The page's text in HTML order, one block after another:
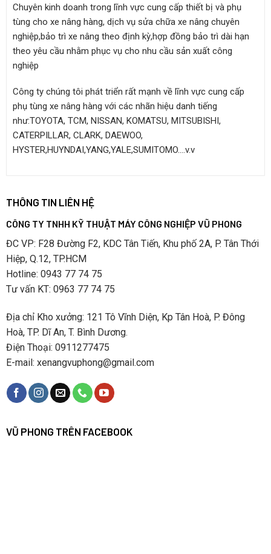
Chuyên kinh doanh trong lĩnh vực cung cấp thiết bị và phụ
tùng cho xe nâng hàng, dịch vụ sửa chữa xe nâng chuyên
nghiệp,bảo trì xe nâng theo định kỳ,hợp đồng bảo trì dài hạn
theo yêu cầu nhằm phục vụ cho nhu cầu sản xuất công
nghiệp
Công ty chúng tôi phát triển rất mạnh về lĩnh vực cung cấp
phụ tùng xe nâng hàng với các nhãn hiệu danh tiếng
như:TOYOTA, TCM, NISSAN, KOMATSU, MITSUBISHI,
CATERPILLAR, CLARK, DAEWOO,
HYSTER,HUYNDAI,YANG,YALE,SUMITOMO….v.v
THÔNG TIN LIÊN HỆ
CÔNG TY TNHH KỸ THUẬT MÁY CÔNG NGHIỆP VŨ PHONG
ĐC VP: F28 Đường F2, KDC Tân Tiến, Khu phố 2A, P. Tân Thới
Hiệp, Q.12, TP.HCM
Hotline: 0943 77 74 75
Tư vấn KT: 0963 77 74 75
Địa chỉ Kho xưởng: 121 Tô Vĩnh Diện, Kp Tân Hoà, P. Đông
Hoà, TP. Dĩ An, T. Bình Dương.
Điện Thoại: 0911277475
E-mail: xenangvuphong@gmail.com
VŨ PHONG TRÊN FACEBOOK